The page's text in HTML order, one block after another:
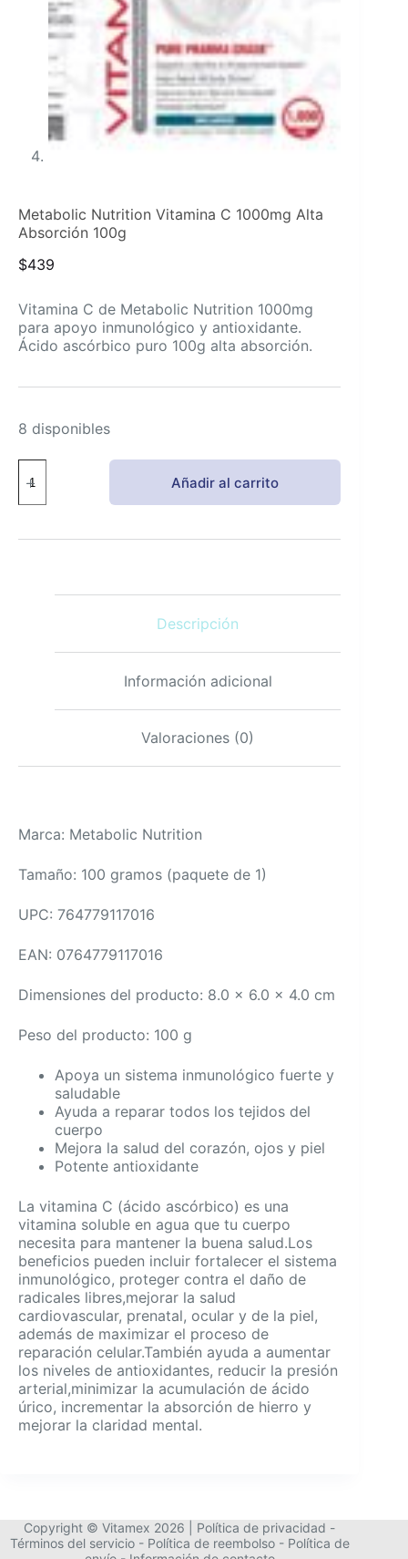
Metabolic Nutrition Vitamina C 1000mg Alta
Absorción 100g
$439
Vitamina C de Metabolic Nutrition 1000mg
para apoyo inmunológico y antioxidante.
Ácido ascórbico puro 100g alta absorción.
8 disponibles
Nutrition
Vitamina
1000mg
Añadir al carrito
Descripción
Información adicional
Valoraciones (0)
Marca: Metabolic Nutrition
Tamaño: 100 gramos (paquete de 1)
UPC: 764779117016
EAN: 0764779117016
Dimensiones del producto: 8.0 x 6.0 x 4.0 cm
Peso del producto: 100 g
Apoya un sistema inmunológico fuerte y
saludable
Ayuda a reparar todos los tejidos del
cuerpo
Mejora la salud del corazón, ojos y piel
Potente antioxidante
La vitamina C (ácido ascórbico) es una
vitamina soluble en agua que tu cuerpo
necesita para mantener la buena salud.Los
beneficios pueden incluir fortalecer el sistema
inmunológico, proteger contra el daño de
radicales libres,mejorar la salud
cardiovascular, prenatal, ocular y de la piel,
además de maximizar el proceso de
reparación celular.También ayuda a aumentar
los niveles de antioxidantes, reducir la presión
arterial,minimizar la acumulación de ácido
úrico, incrementar la absorción de hierro y
mejorar la claridad mental.
Copyright © Vitamex 2026 | Política de privacidad -
Términos del servicio- Política de reembolso- Política de